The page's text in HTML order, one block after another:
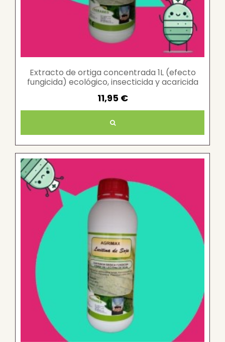
Extracto de ortiga concentrada 1L (efecto
fungicida) ecológico, insecticida y acaricida
11,95 €